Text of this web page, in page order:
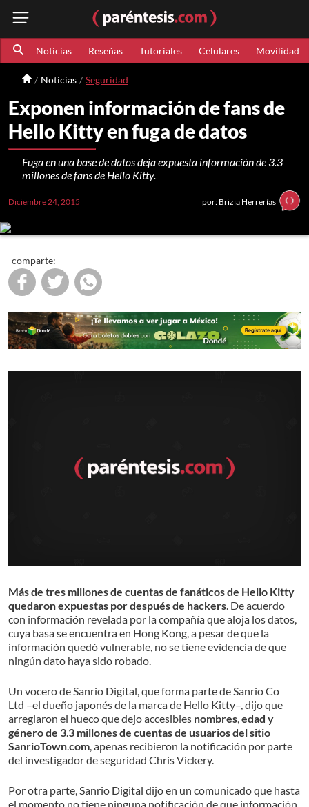
Noticias Reseñas Tutoriales Celulares Movilidad
Noticias Seguridad
Exponen información de fans de
Hello Kitty en fuga de datos
Fuga en una base de datos deja expuesta información de 3.3
millones de fans de Hello Kitty.
Diciembre 24, 2015 por: Brizia Herrerías
comparte:
Más de tres millones de cuentas de fanáticos de Hello Kitty
quedaron expuestas por después de hackers. De acuerdo
con información revelada por la compañía que aloja los datos,
cuya basa se encuentra en Hong Kong,a pesar de que la
información quedó vulnerable, no se tiene evidencia de que
ningún dato haya sido robado.
Un vocero de Sanrio Digital, que forma parte de Sanrio Co
Ltd –el dueño japonés de la marca de Hello Kitty–, dijo que
arreglaron el hueco que dejo accesibles nombres,edad y
género de 3.3 millones de cuentas de usuarios del sitio
SanrioTown.com, apenas recibieron la notificación por parte
del investigador de seguridad Chris Vickery.
Por otra parte, Sanrio Digital dijo en un comunicado que hasta
el momento no tiene ninguna notificación de que información